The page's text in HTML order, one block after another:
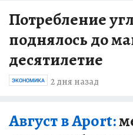
Потребление
поднялось до
десятилетие
2 дня назад
ЭКОНОМИКА
Август в Aport: